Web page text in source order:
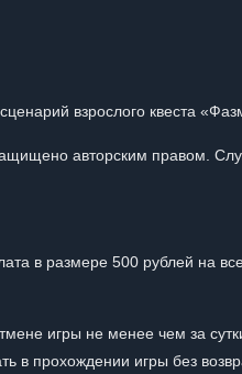
взрослого квеста
авторским правом.
в размере 500 рублей на
игры не менее чем за
в прохождении игры без